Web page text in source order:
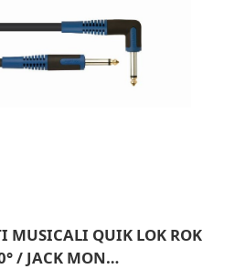
MUSICALI QUIK LOK ROK
/ JACK MON…